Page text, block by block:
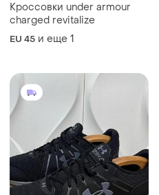
Кроссовки under armour
charged revitalize
EU 45 и еще 1